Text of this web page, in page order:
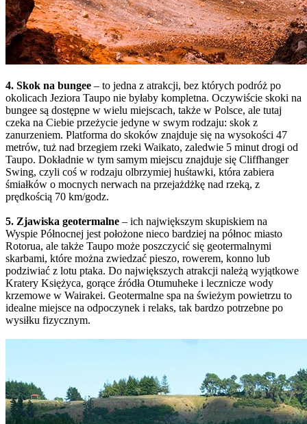
4. Skok na bungee – to jedna z atrakcji, bez których podróż po
okolicach Jeziora Taupo nie byłaby kompletna. Oczywiście skoki na
bungee są dostępne w wielu miejscach, także w Polsce, ale tutaj
czeka na Ciebie przeżycie jedyne w swym rodzaju: skok z
zanurzeniem. Platforma do skoków znajduje się na wysokości 47
metrów, tuż nad brzegiem rzeki Waikato, zaledwie 5 minut drogi od
Taupo. Dokładnie w tym samym miejscu znajduje się Cliffhanger
Swing, czyli coś w rodzaju olbrzymiej huśtawki, która zabiera
śmiałków o mocnych nerwach na przejażdżkę nad rzeką, z
prędkością 70 km/godz.
5. Zjawiska geotermalne – ich największym skupiskiem na
Wyspie Północnej jest położone nieco bardziej na północ miasto
Rotorua, ale także Taupo może poszczycić się geotermalnymi
skarbami, które można zwiedzać pieszo, rowerem, konno lub
podziwiać z lotu ptaka. Do największych atrakcji należą wyjątkowe
Kratery Księżyca, gorące źródła Otumuheke i lecznicze wody
krzemowe w Wairakei. Geotermalne spa na świeżym powietrzu to
idealne miejsce na odpoczynek i relaks, tak bardzo potrzebne po
wysiłku fizycznym.